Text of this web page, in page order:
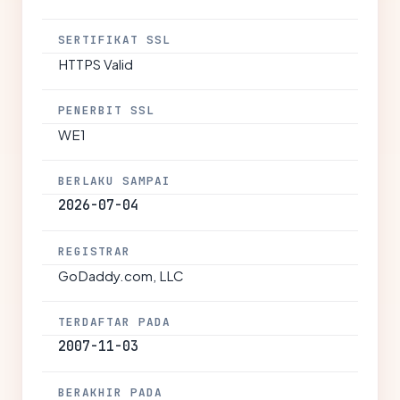
SERTIFIKAT SSL
HTTPS Valid
PENERBIT SSL
WE1
BERLAKU SAMPAI
2026-07-04
REGISTRAR
GoDaddy.com, LLC
TERDAFTAR PADA
2007-11-03
BERAKHIR PADA